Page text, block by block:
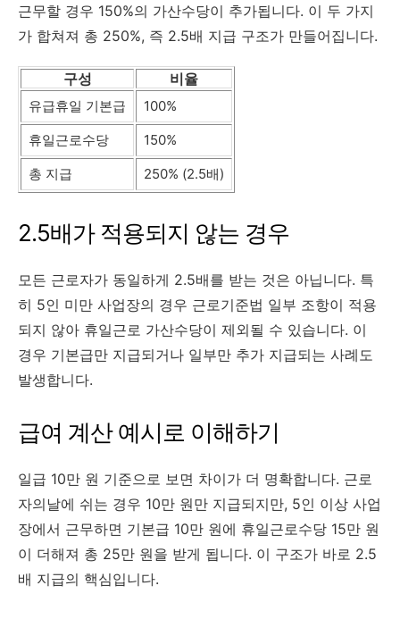
근무할 경우 150%의 가산수당이 추가됩니다. 이 두 가지
가 합쳐져 총 250%, 즉 2.5배 지급 구조가 만들어집니다.
구성 비율
유급휴일 기본급
100%
휴일근로수당
150%
총 지급
250% (2.5배)
2.5배가 적용되지 않는 경우
모든 근로자가 동일하게 2.5배를 받는 것은 아닙니다. 특
히 5인 미만 사업장의 경우 근로기준법 일부 조항이 적용
되지 않아 휴일근로 가산수당이 제외될 수 있습니다. 이
경우 기본급만 지급되거나 일부만 추가 지급되는 사례도
발생합니다.
급여 계산 예시로 이해하기
일급 10만 원 기준으로 보면 차이가 더 명확합니다. 근로
자의날에 쉬는 경우 10만 원만 지급되지만, 5인 이상 사업
장에서 근무하면 기본급 10만 원에 휴일근로수당 15만 원
이 더해져 총 25만 원을 받게 됩니다. 이 구조가 바로 2.5
배 지급의 핵심입니다.